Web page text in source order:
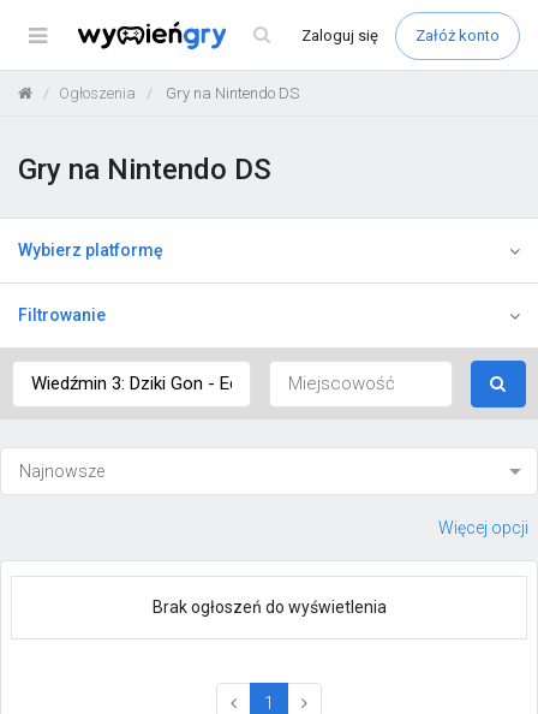
Menu Zaloguj się Załóż konto
Ogłoszenia Gry na Nintendo DS
Gry na Nintendo DS
Wybierz platformę
Filtrowanie
Więcej opcji
Brak ogłoszeń do wyświetlenia
1 (current)